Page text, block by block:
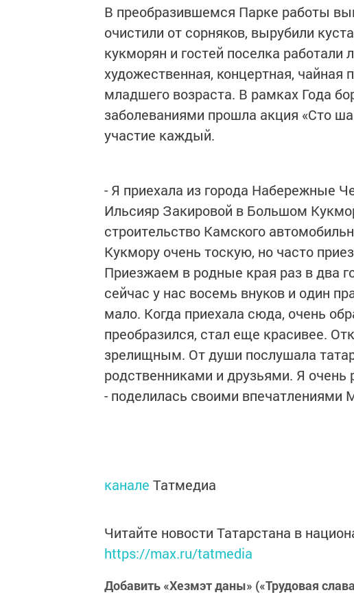
В преобразившемся Парке работы
очистили от сорняков, вырубили
кукморян и гостей поселка работали
художественная, концертная,
младшего возраста. В рамках Года
заболеваниями прошла акция «Сто
участие каждый.
- Я приехала из города Набережные
Ильсияр Закировой в Большом
строительство Камского
Кукмору очень тоскую, но часто
Приезжаем в родные края раз в два
сейчас у нас восемь внуков и один
мало. Когда приехала сюда, очень
преобразился, стал еще красивее.
зрелищным. От души послушала
родственниками и друзьями. Я очень
- поделилась своими впечатлениями
канале Татмедиа
Читайте новости Татарстана в
https://max.ru/tatmedia
Добавить «Хезмэт даны» («Трудовая